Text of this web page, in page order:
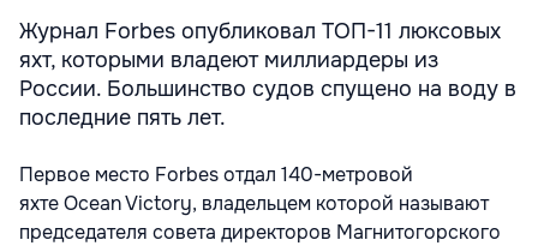
Журнал Forbes опубликовал ТОП-11 люксовых
яхт, которыми владеют миллиардеры из
России. Большинство судов спущено на воду в
последние пять лет.
Первое место Forbes отдал 140-метровой
яхте Ocean Victory, владельцем которой называют
председателя совета директоров Магнитогорского